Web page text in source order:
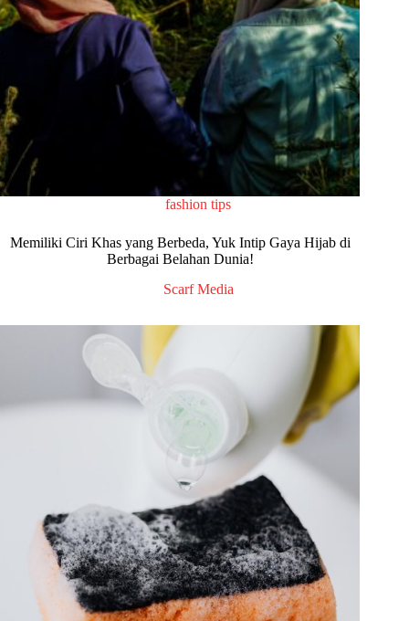
fashion tips
Memiliki Ciri Khas yang Berbeda, Yuk Intip Gaya Hijab di
Berbagai Belahan Dunia!
Scarf Media